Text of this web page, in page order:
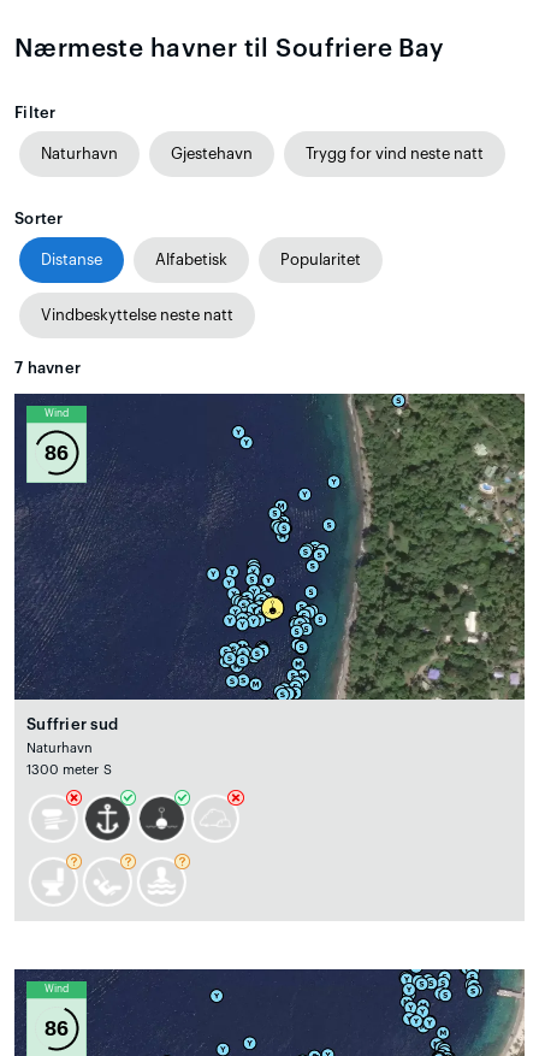
Nærmeste havner til Soufriere Bay
Filter
Naturhavn Gjestehavn Trygg for vind neste natt
Sorter
Distanse Alfabetisk Popularitet
Vindbeskyttelse neste natt
7 havner
Wind
86
Suffrier sud
Naturhavn
1300 meter S
Wind
86